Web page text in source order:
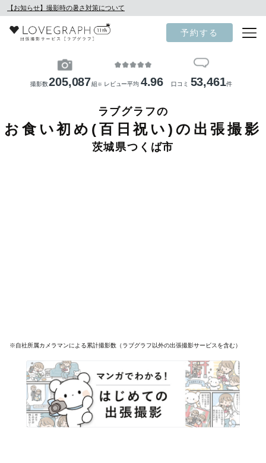
【お知らせ】撮影時の暑さ対策について
予約する
撮影数205,087組 ※ レビュー平均 4.96 口コミ 53,461件
ラブグラフの
お食い初め(百日祝い)の出張撮影
茨城県つくば市
※自社所属カメラマンによる累計撮影数（ラブグラフ以外の出張撮影サービスを含む）